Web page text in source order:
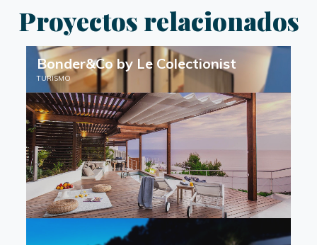
Proyectos relacionados
Bonder&Co by Le Colectionist
TURISMO